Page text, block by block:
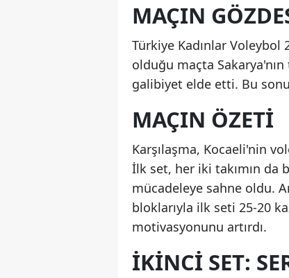
MAÇIN
Türkiye Kadınlar
olduğu maçta
galibiyet elde etti. Bu
MAÇIN ÖZETI
Karşılaşma, Kocaeli'nin
İlk set, her iki takımın
mücadeleye sahne oldu.
bloklarıyla ilk seti 25-20
motivasyonunu artırdı.
İKINCI SET: